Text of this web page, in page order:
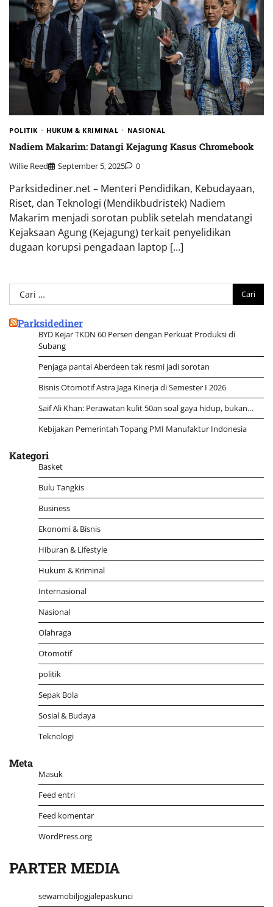
POLITIK HUKUM & KRIMINAL NASIONAL
Nadiem Makarim: Datangi Kejagung Kasus Chromebook
Willie Reed September 5, 2025 0
Parksidediner.net – Menteri Pendidikan, Kebudayaan,
Riset, dan Teknologi (Mendikbudristek) Nadiem
Makarim menjadi sorotan publik setelah mendatangi
Kejaksaan Agung (Kejagung) terkait penyelidikan
dugaan korupsi pengadaan laptop […]
Cari
untuk:
Parksidediner
BYD Kejar TKDN 60 Persen dengan Perkuat Produksi di
Subang
Penjaga pantai Aberdeen tak resmi jadi sorotan
Bisnis Otomotif Astra Jaga Kinerja di Semester I 2026
Saif Ali Khan: Perawatan kulit 50an soal gaya hidup, bukan…
Kebijakan Pemerintah Topang PMI Manufaktur Indonesia
Kategori
Basket
Bulu Tangkis
Business
Ekonomi & Bisnis
Hiburan & Lifestyle
Hukum & Kriminal
Internasional
Nasional
Olahraga
Otomotif
politik
Sepak Bola
Sosial & Budaya
Teknologi
Meta
Masuk
Feed entri
Feed komentar
WordPress.org
PARTER MEDIA
sewamobiljogjalepaskunci